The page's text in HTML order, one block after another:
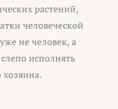
растений,
человеческой
не человек, а
исполнять